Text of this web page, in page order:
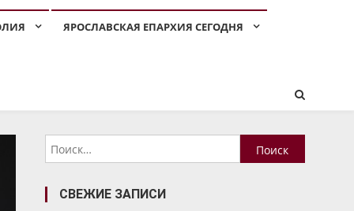
ЯРОСЛАВСКАЯ ЕПАРХИЯ СЕГОДНЯ
Найти:
СВЕЖИЕ ЗАПИСИ